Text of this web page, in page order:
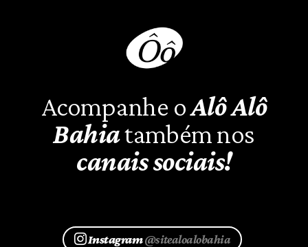
Acompanhe oAlô Alô
Bahiatambém nos
canais sociais!
Instagram@sitealoalobahia